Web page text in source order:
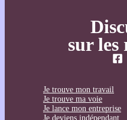
sur les
Je trouve mon travail
Je trouve ma voie
Je lance mon entreprise
Je deviens indépendant